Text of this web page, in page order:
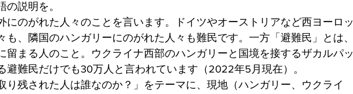
の説明を。
にのがれた人々のことを言います。ドイツやオーストリアなど西ヨーロッ
も、隣国のハンガリーにのがれた人々も難民です。一方「避難民」とは、
留まる人のこと。ウクライナ西部のハンガリーと国境を接するザカルパッ
避難民だけでも30万人と言われています（2022年5月現在）。
り残された人は誰なのか？」をテーマに、現地（ハンガリー、ウクライ